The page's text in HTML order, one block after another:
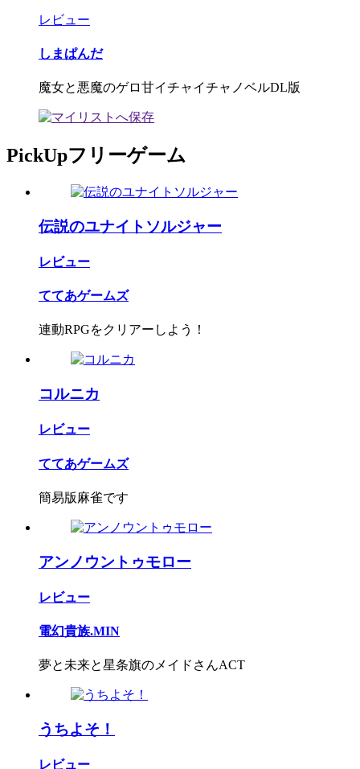
レビュー
しまぱんだ
魔女と悪魔のゲロ甘イチャイチャノベルDL版
PickUpフリーゲーム
伝説のユナイトソルジャー
レビュー
ててあゲームズ
連動RPGをクリアーしよう！
コルニカ
レビュー
ててあゲームズ
簡易版麻雀です
アンノウントゥモロー
レビュー
電幻貴族.MIN
夢と未来と星条旗のメイドさんACT
うちよそ！
レビュー